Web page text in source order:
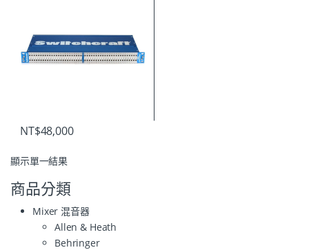
NT$48,000
顯示單一結果
商品分類
Mixer 混音器
Allen & Heath
Behringer